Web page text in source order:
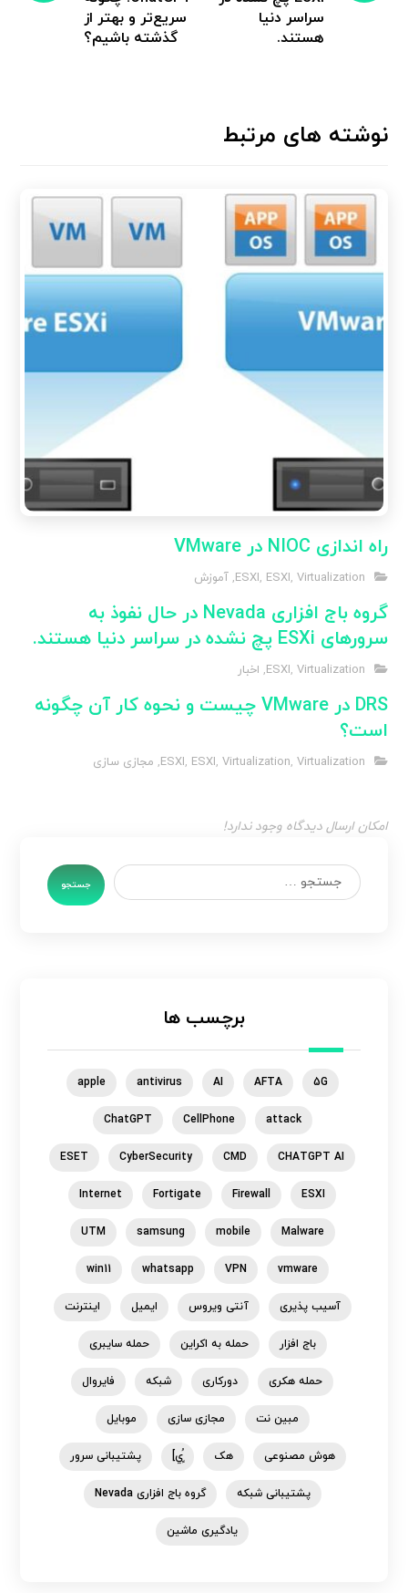
سراسر دنیا
هستند.
سریع‌تر و بهتر از
گذشته باشیم؟
نوشته های مرتبط
راه اندازی NIOC در VMware
ESXI, ESXI, Virtualization
,آموزش
گروه باج افزاری Nevada در حال نفوذ به
سرورهای ESXi پچ نشده در سراسر دنیا هستند.
ESXI, Virtualization
, اخبار
DRS در VMware چیست و نحوه کار آن چگونه
است؟
ESXI, ESXI, Virtualization, Virtualization
, مجازی سازی
امکان ارسال دیدگاه وجود ندارد!
جستجو
برچسب ها
5G
AFTA
AI
antivirus
apple
attack
CellPhone
ChatGPT
CHATGPT AI
CMD
CyberSecurity
ESET
ESXI
Firewall
Fortigate
Internet
Malware
mobile
samsung
UTM
vmware
VPN
whatsapp
win11
آسیب پذیری آنتی ویروس ایمیل اینترنت
باج افزار حمله به اکراین حمله سایبری
حمله هکری دورکاری شبکه فایروال
مبین نت مجازی سازی موبایل
هوش مصنوعی هک ٍُي] پشتیبانی سرور
پشتیبانی شبکه گروه باج افزاری Nevada
یادگیری ماشین